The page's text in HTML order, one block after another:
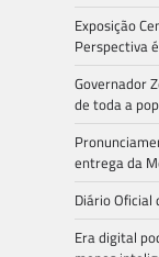
Exposição
Perspectiva
Governador
de toda a
entrega da
Diário Oficial
Era digital